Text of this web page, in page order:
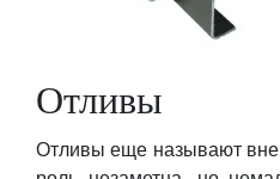
Отливы
Отливы еще называют